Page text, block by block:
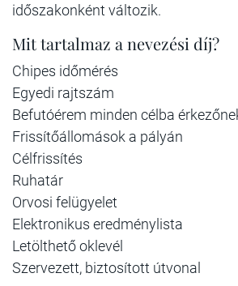
időszakonként változik.
Mit tartalmaz a nevezési díj?
Chipes időmérés
Egyedi rajtszám
Befutóérem minden célba
Frissítőállomások a pályán
Célfrissítés
Ruhatár
Orvosi felügyelet
Elektronikus eredménylista
Letölthető oklevél
Szervezett, biztosított útvonal